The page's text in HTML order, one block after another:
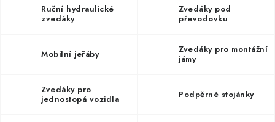
ODSÁVÁNÍ
MYCÍ STOLY
Ruční hydraulické
zvedáky
Zvedáky pod
převodovku
Mobilní jeřáby
Zvedáky pro montážní
jámy
Zvedáky pro
jednostopá vozidla
Podpěrné stojánky